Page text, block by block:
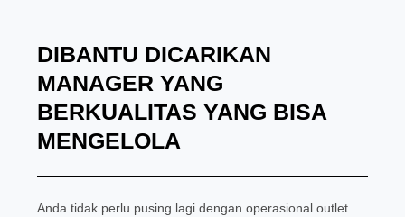
DIBANTU DICARIKAN
MANAGER YANG
BERKUALITAS YANG BISA
MENGELOLA
Anda tidak perlu pusing lagi dengan operasional outlet